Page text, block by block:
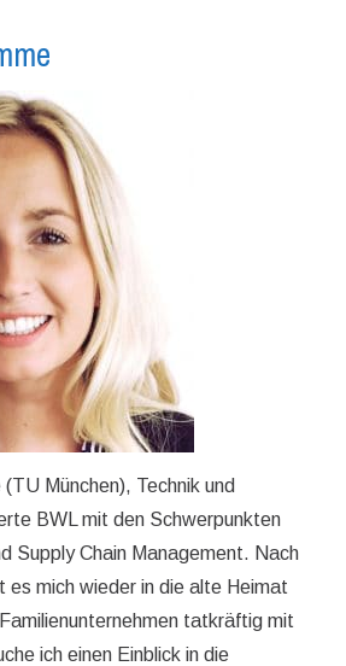
München), Technik und
BWL mit den Schwerpunkten
Supply Chain Management. Nach
es mich wieder in die alte Heimat
tatkräftig mit
ich einen Einblick in die